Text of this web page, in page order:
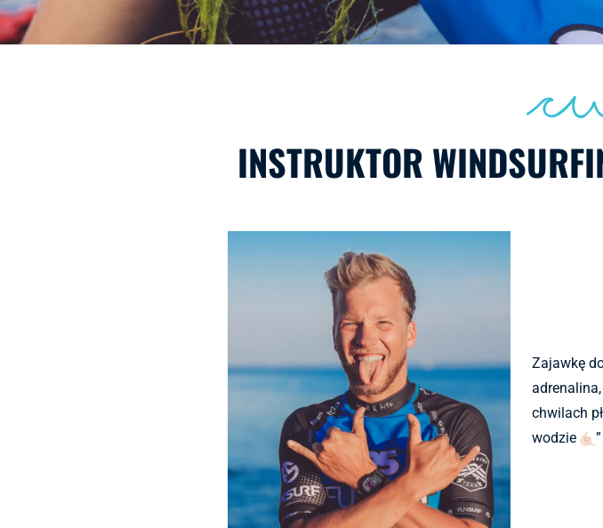
INSTRUKTOR
Zajawkę
chwilach
wodzie
”